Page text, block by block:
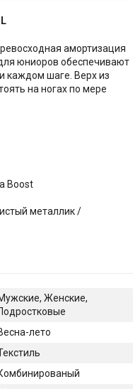
амортизация
юниоров обеспечивают
каждом шаге. Верх из
на ногах по мере
Boost
металлик /
Женские,
лето